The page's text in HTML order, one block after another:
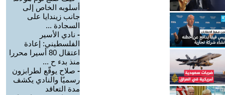
أسلوبه الخاص إلى
جانب زيندايا على
السجادة ...
- نادي الأسير
الفلسطيني: إعادة
اعتقال 80 أسيرا محررا
منذ بدء ح ...
- صلاح يوقّع لطرابزون
رسميًا والنادي يكشف
مدة التعاقد